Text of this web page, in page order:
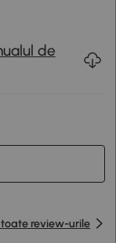
de
toate review-urile